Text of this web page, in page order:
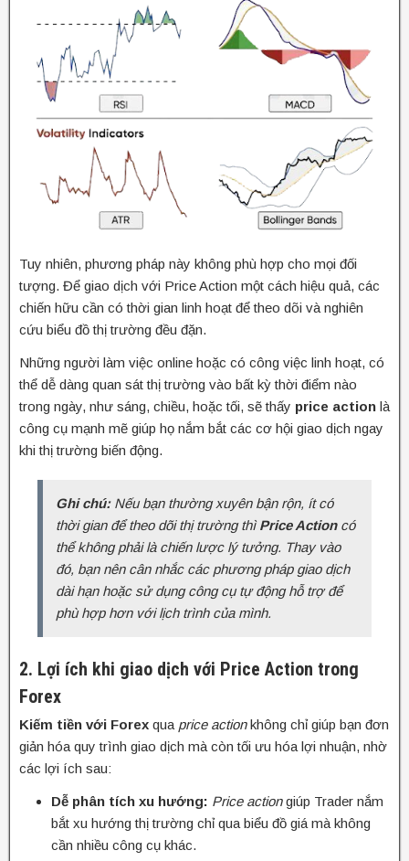
Tuy nhiên, phương pháp này không phù hợp cho mọi đối
tượng. Để giao dịch với Price Action một cách hiệu quả, các
chiến hữu cần có thời gian linh hoạt để theo dõi và nghiên
cứu biểu đồ thị trường đều đặn.
Những người làm việc online hoặc có công việc linh hoạt, có
thể dễ dàng quan sát thị trường vào bất kỳ thời điểm nào
trong ngày, như sáng, chiều, hoặc tối, sẽ thấy price action là
công cụ mạnh mẽ giúp họ nắm bắt các cơ hội giao dịch ngay
khi thị trường biến động.
Ghi chú:Nếu bạn thường xuyên bận rộn, ít có
thời gian để theo dõi thị trường thìPrice Actioncó
thể không phải là chiến lược lý tưởng. Thay vào
đó, bạn nên cân nhắc các phương pháp giao dịch
dài hạn hoặc sử dụng công cụ tự động hỗ trợ để
phù hợp hơn với lịch trình của mình.
2. Lợi ích khi giao dịch với Price Action trong
Forex
Kiếm tiền với Forex qua price actionkhông chỉ giúp bạn đơn
giản hóa quy trình giao dịch mà còn tối ưu hóa lợi nhuận, nhờ
các lợi ích sau:
Dễ phân tích xu hướng: Price actiongiúp Trader nắm
bắt xu hướng thị trường chỉ qua biểu đồ giá mà không
cần nhiều công cụ khác.